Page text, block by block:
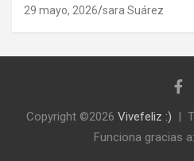
29 mayo, 2026 sara Suárez
Copyright ©2026 Vivefeliz :)
Funciona gracias a: